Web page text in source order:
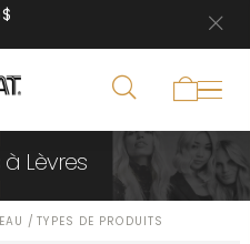
Lèvres
/TYPES DE PRODUITS